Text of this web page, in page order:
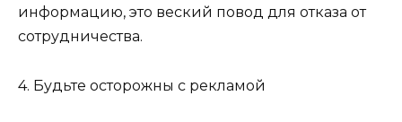
информацию, это веский повод для отказа от
сотрудничества.
4. Будьте осторожны с рекламой